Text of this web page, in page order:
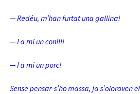
— Redéu, m’han furtat una gallina!
— I a mi un conill!
— I a mi un porc!
Sense pensar-s’ho massa, ja s’oloraven